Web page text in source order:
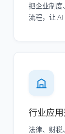
把企业制度
流程，让 AI
行业应
法律、财税